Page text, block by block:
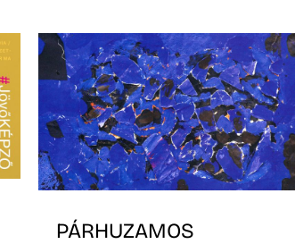
PÁRHUZAMOS